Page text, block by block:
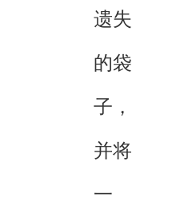
遗失
的袋
子，
并将
一